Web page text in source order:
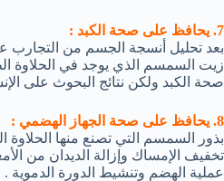
7. يحافظ على صحة الكبد :
بعد تحليل أنسجة الجسم من التجارب
زيت السمسم الذي يوجد في الحلاوة
صحة الكبد ولكن نتائج البحوث على
8. يحافظ على صحة الجهاز الهضمي :
بذور السمسم التي تصنع منها الحلاوة
تخفيف الإمساك وإزالة الديدان من
عملية الهضم وتنشيط الدورة الدموية .